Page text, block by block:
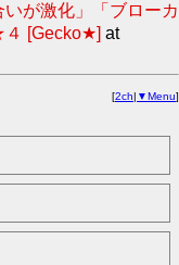
が激化」「ブローカ
４ [Gecko★] at
[2ch| ▼Menu]